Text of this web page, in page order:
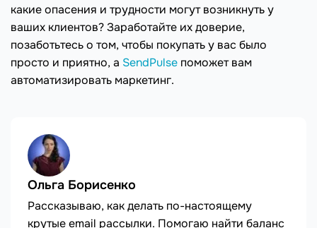
какие опасения и трудности могут возникнуть у
ваших клиентов? Заработайте их доверие,
позаботьтесь о том, чтобы покупать у вас было
просто и приятно, а SendPulse поможет вам
автоматизировать маркетинг.
Ольга Борисенко
Рассказываю, как делать по-настоящему
крутые email рассылки. Помогаю найти баланс